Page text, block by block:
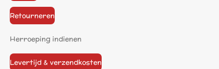
Retourneren
Herroeping indienen
Levertijd & verzendkosten